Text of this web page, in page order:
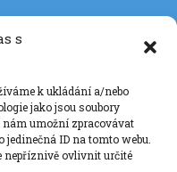
s
k ukládání a/nebo
jako jsou soubory
umožní zpracovávat
jedinečná ID na tomto webu.
nepříznivě ovlivnit určité
135